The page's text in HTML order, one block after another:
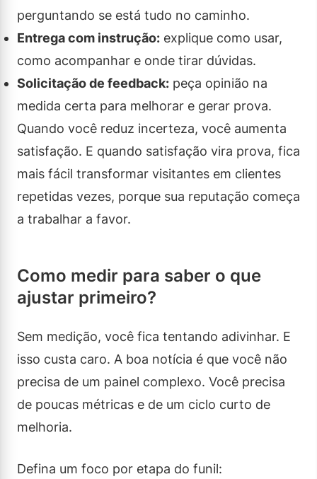
perguntando se está tudo no caminho.
Entrega com instrução: explique como usar,
como acompanhar e onde tirar dúvidas.
Solicitação de feedback: peça opinião na
medida certa para melhorar e gerar prova.
Quando você reduz incerteza, você aumenta
satisfação. E quando satisfação vira prova, fica
mais fácil transformar visitantes em clientes
repetidas vezes, porque sua reputação começa
a trabalhar a favor.
Como medir para saber o que
ajustar primeiro?
Sem medição, você fica tentando adivinhar. E
isso custa caro. A boa notícia é que você não
precisa de um painel complexo. Você precisa
de poucas métricas e de um ciclo curto de
melhoria.
Defina um foco por etapa do funil: